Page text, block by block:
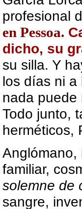
profesional
en Pessoa.
dicho, su
su silla. Y
los días ni a
nada puede
Todo junto,
herméticos,
Anglómano,
familiar,
solemne de
sangre,